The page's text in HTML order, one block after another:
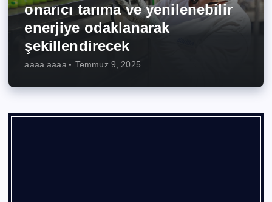
onarıcı tarıma ve yenilenebilir
enerjiye odaklanarak
şekillendirecek
aaaa aaaa Temmuz 9, 2025